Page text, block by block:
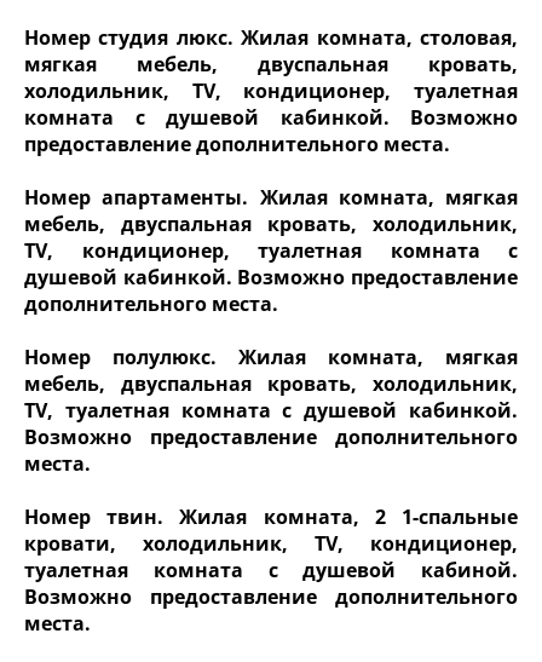
Номер студия люкс. Жилая комната, столовая,
мягкая мебель, двуспальная кровать,
холодильник, TV, кондиционер, туалетная
комната с душевой кабинкой. Возможно
предоставление дополнительного места.
Номер апартаменты. Жилая комната, мягкая
мебель, двуспальная кровать, холодильник,
TV, кондиционер, туалетная комната с
душевой кабинкой. Возможно предоставление
дополнительного места.
Номер полулюкс. Жилая комната, мягкая
мебель, двуспальная кровать, холодильник,
TV, туалетная комната с душевой кабинкой.
Возможно предоставление дополнительного
места.
Номер твин. Жилая комната, 2 1-спальные
кровати, холодильник, TV, кондиционер,
туалетная комната с душевой кабиной.
Возможно предоставление дополнительного
места.